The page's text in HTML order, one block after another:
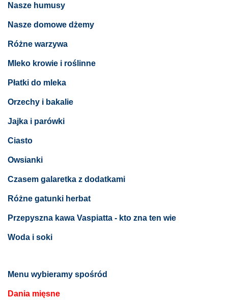
Nasze humusy
Nasze domowe dżemy
Różne warzywa
Mleko krowie i roślinne
Płatki do mleka
Orzechy i bakalie
Jajka i parówki
Ciasto
Owsianki
Czasem galaretka z dodatkami
Różne gatunki herbat
Przepyszna kawa Vaspiatta - kto zna ten wie
Woda i soki
Menu wybieramy spośród
Dania mięsne